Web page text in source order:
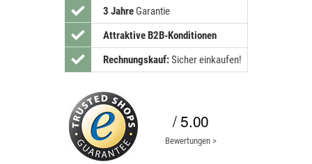
3 JahreGarantie
Attraktive B2B-Konditionen
Rechnungskauf:Sicher einkaufen!
/ 5.00
Bewertungen >